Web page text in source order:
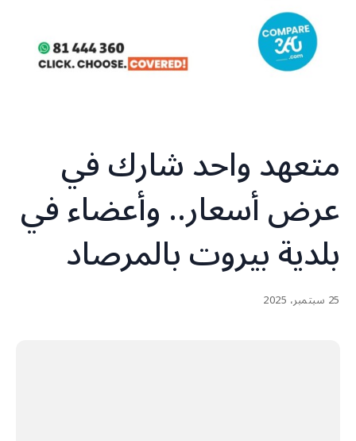
متعهد واحد شارك في
عرض أسعار.. وأعضاء في
بلدية بيروت بالمرصاد
25 سبتمبر، 2025